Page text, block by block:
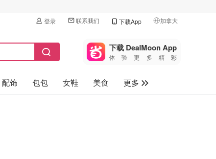
登录 联系我们 下载App 加拿大
🇺🇸
美国
🇨🇳中国
🇨🇦加拿大
下载 DealMoon App
体验更多精彩
配饰 包包 女鞋 美食
更多